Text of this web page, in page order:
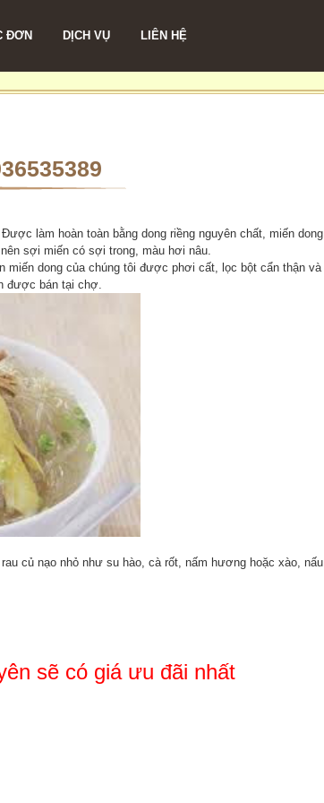
ĐƠN DỊCH VỤ LIÊN HỆ
làm hoàn toàn bằng dong riềng nguyên chất, miến dong
sợi miến có sợi trong, màu hơi nâu.
miến dong của chúng tôi được phơi cất, lọc bột cẩn thận và
được bán tại chợ.
củ nạo nhỏ như su hào, cà rốt, nấm hương hoặc xào, nấu
sẽ có giá ưu đãi nhất